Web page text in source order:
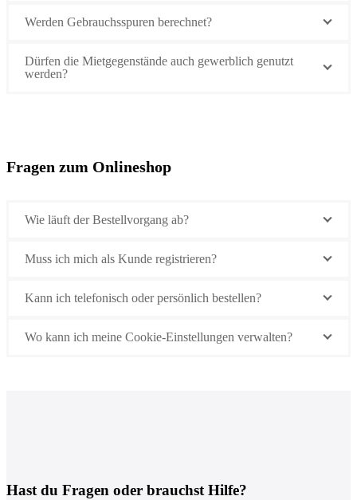
Werden Gebrauchsspuren berechnet?
Dürfen die Mietgegenstände auch gewerblich genutzt
werden?
Fragen zum Onlineshop
Wie läuft der Bestellvorgang ab?
Muss ich mich als Kunde registrieren?
Kann ich telefonisch oder persönlich bestellen?
Wo kann ich meine Cookie-Einstellungen verwalten?
Hast du Fragen oder brauchst Hilfe?